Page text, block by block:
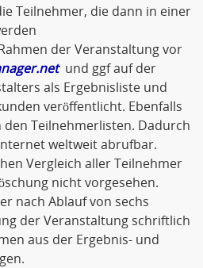
Teilnehmer, die dann in einer
der Veranstaltung vor
und ggf auf der
als Ergebnisliste und
veröffentlicht. Ebenfalls
Teilnehmerlisten. Dadurch
weltweit abrufbar.
Vergleich aller Teilnehmer
nicht vorgesehen.
nach Ablauf von sechs
der Veranstaltung schriftlich
aus der Ergebnis- und